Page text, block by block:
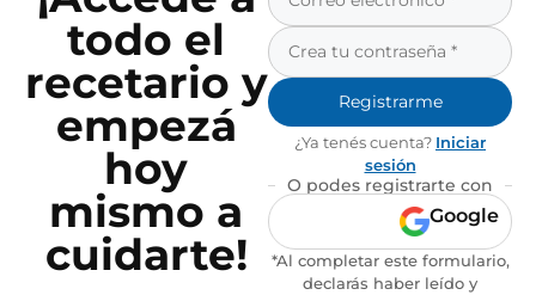
todo el
recetario y
empezá
hoy
mismo a
cuidarte!
Registrarme
¿Ya tenés cuenta? Iniciar
sesión
O podes registrarte con
Google
*Al completar este formulario,
declarás haber leído y